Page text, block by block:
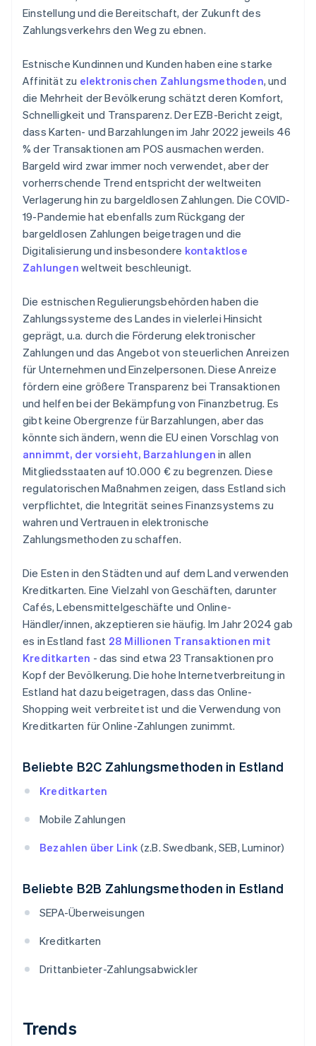
Einstellung und die Bereitschaft, der Zukunft des
Zahlungsverkehrs den Weg zu ebnen.
Estnische Kundinnen und Kunden haben eine starke
Affinität zu elektronischen Zahlungsmethoden, und
die Mehrheit der Bevölkerung schätzt deren Komfort,
Schnelligkeit und Transparenz. Der EZB-Bericht zeigt,
dass Karten- und Barzahlungen im Jahr 2022 jeweils 46
% der Transaktionen am POS ausmachen werden.
Bargeld wird zwar immer noch verwendet, aber der
vorherrschende Trend entspricht der weltweiten
Verlagerung hin zu bargeldlosen Zahlungen. Die COVID-
19-Pandemie hat ebenfalls zum Rückgang der
bargeldlosen Zahlungen beigetragen und die
Digitalisierung und insbesondere kontaktlose
Zahlungen weltweit beschleunigt.
Die estnischen Regulierungsbehörden haben die
Zahlungssysteme des Landes in vielerlei Hinsicht
geprägt, u.a. durch die Förderung elektronischer
Zahlungen und das Angebot von steuerlichen Anreizen
für Unternehmen und Einzelpersonen. Diese Anreize
fördern eine größere Transparenz bei Transaktionen
und helfen bei der Bekämpfung von Finanzbetrug. Es
gibt keine Obergrenze für Barzahlungen, aber das
könnte sich ändern, wenn die EU einen Vorschlag von
annimmt, der vorsieht, Barzahlungen in allen
Mitgliedsstaaten auf 10.000 € zu begrenzen. Diese
regulatorischen Maßnahmen zeigen, dass Estland sich
verpflichtet, die Integrität seines Finanzsystems zu
wahren und Vertrauen in elektronische
Zahlungsmethoden zu schaffen.
Die Esten in den Städten und auf dem Land verwenden
Kreditkarten. Eine Vielzahl von Geschäften, darunter
Cafés, Lebensmittelgeschäfte und Online-
Händler/innen, akzeptieren sie häufig. Im Jahr 2024 gab
es in Estland fast 28 Millionen Transaktionen mit
Kreditkarten - das sind etwa 23 Transaktionen pro
Kopf der Bevölkerung. Die hohe Internetverbreitung in
Estland hat dazu beigetragen, dass das Online-
Shopping weit verbreitet ist und die Verwendung von
Kreditkarten für Online-Zahlungen zunimmt.
Beliebte B2C Zahlungsmethoden in Estland
Kreditkarten
Mobile Zahlungen
Bezahlen über Link (z.B. Swedbank, SEB, Luminor)
Beliebte B2B Zahlungsmethoden in Estland
SEPA-Überweisungen
Kreditkarten
Drittanbieter-Zahlungsabwickler
Trends